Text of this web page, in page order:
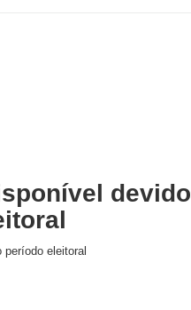
devido
eleitoral